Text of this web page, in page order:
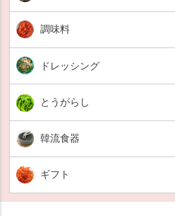
調味料
ドレッシング
とうがらし
韓流食器
ギフト